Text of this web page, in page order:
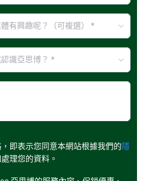
有興趣呢？（可複選） *
識亞思博？ *
即表示您同意本網站根據我們的隱
理您的資料。